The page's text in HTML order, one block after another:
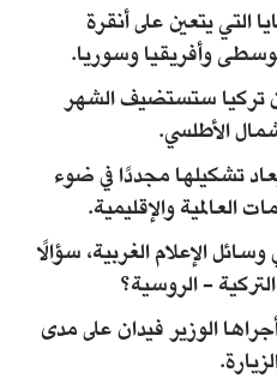
التي يتعين على أنقرة
وأفريقيا وسوريا.
تركيا ستستضيف الشهر
الأطلسي.
تشكيلها مجددًا في ضوء
العالمية والإقليمية.
الإعلام الغربية، سؤالًا
- الروسية؟
الوزير فيدان على مدى